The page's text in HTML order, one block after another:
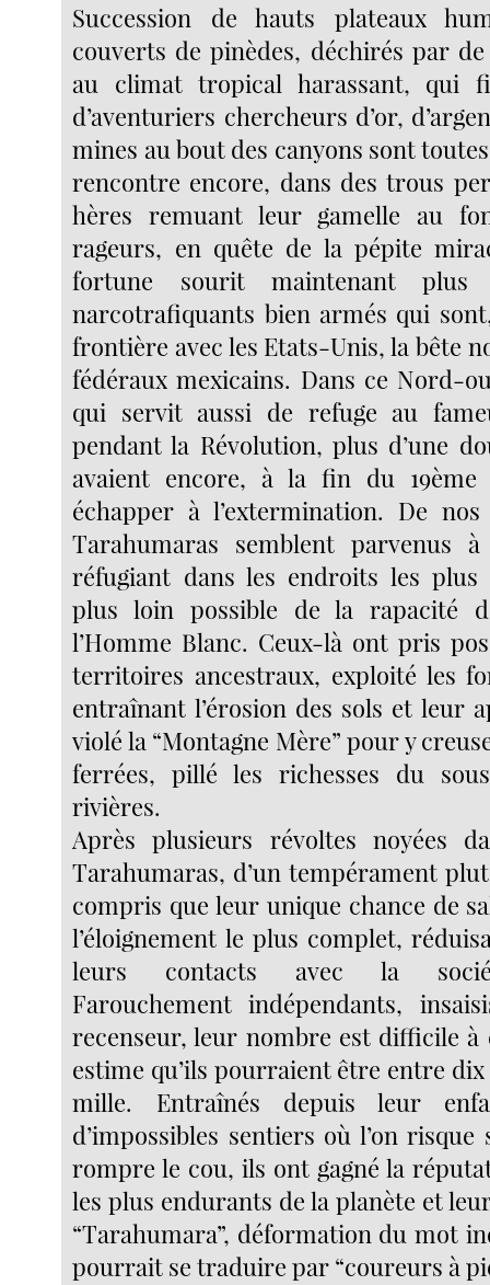
Succession de hauts plateaux
couverts de pinèdes, déchirés par
au climat tropical harassant, qui
d’aventuriers chercheurs d’or,
mines au bout des canyons sont
rencontre encore, dans des trous
hères remuant leur gamelle au
rageurs, en quête de la pépite
fortune sourit maintenant plus
narcotrafiquants bien armés qui
frontière avec les Etats-Unis, la bête
fédéraux mexicains. Dans ce Nord-
qui servit aussi de refuge au
pendant la Révolution, plus d’une
avaient encore, à la fin du 19ème
échapper à l’extermination. De
Tarahumaras semblent parvenus
réfugiant dans les endroits les plus
plus loin possible de la rapacité
l’Homme Blanc. Ceux-là ont pris
territoires ancestraux, exploité les
entraînant l’érosion des sols et leur
violé la “Montagne Mère” pour y
ferrées, pillé les richesses du
rivières.
Après plusieurs révoltes noyées
Tarahumaras, d’un tempérament
compris que leur unique chance de
l’éloignement le plus complet,
leurs contacts avec la
Farouchement indépendants,
recenseur, leur nombre est difficile à
estime qu’ils pourraient être entre
mille. Entraînés depuis leur
d’impossibles sentiers où l’on risque
rompre le cou, ils ont gagné la
les plus endurants de la planète et
“Tarahumara”, déformation du mot
pourrait se traduire par “coureurs à